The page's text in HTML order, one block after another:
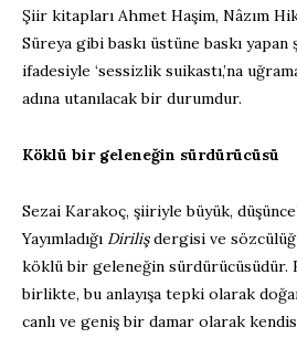
Şiir kitapları Ahmet Haşim, Nâzım
Süreya gibi baskı üstüne baskı yapan
ifadesiyle ‘sessizlik suikastı,’na
adına utanılacak bir durumdur.
Köklü bir geleneğin sürdürücüsü
Sezai Karakoç, şiiriyle büyük,
Yayımladığı Dirilişdergisi ve
köklü bir geleneğin sürdürücüsüdür.
birlikte, bu anlayışa tepki olarak
canlı ve geniş bir damar olarak